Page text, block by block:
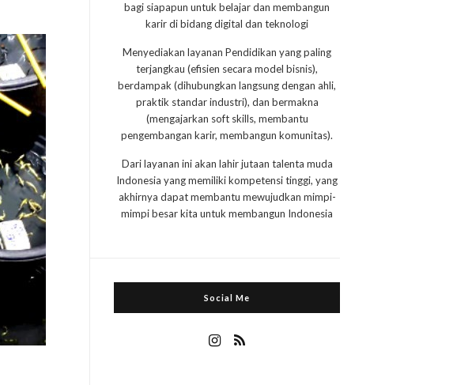
bagi siapapun untuk belajar dan membangun
karir di bidang digital dan teknologi
Menyediakan layanan Pendidikan yang paling
terjangkau (efisien secara model bisnis),
berdampak (dihubungkan langsung dengan ahli,
praktik standar industri), dan bermakna
(mengajarkan soft skills, membantu
pengembangan karir, membangun komunitas).
Dari layanan ini akan lahir jutaan talenta muda
Indonesia yang memiliki kompetensi tinggi, yang
akhirnya dapat membantu mewujudkan mimpi-
mimpi besar kita untuk membangun Indonesia
Social Me